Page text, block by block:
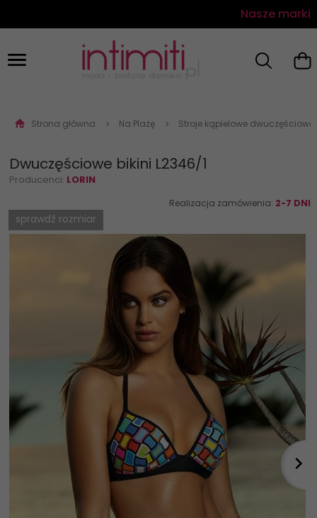
Nasze marki
Strona główna Na Plażę Stroje kąpielowe dwuczęściowe
Dwuczęściowe bikini L2346/1
Producenci: LORIN
Realizacja zamówienia: 2-7 DNI
sprawdź rozmiar